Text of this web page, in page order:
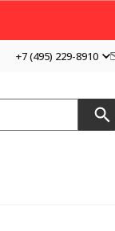
+7 (495) 229-8910